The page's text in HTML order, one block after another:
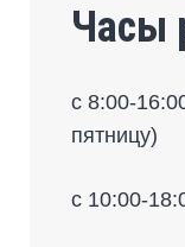
Часы
с 8:00-
пятницу)
с 10:00-